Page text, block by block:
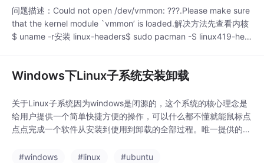
问题描述：Could not open /dev/vmmon: ???.Please make sure
that the kernel module `vmmon’ is loaded.解决方法先查看内核
$ uname -r安装 linux-headers$ sudo pacman -S linux419-hea
Windows下Linux子系统安装卸载
关于Linux子系统因为windows是闭源的，这个系统的核心理念是
给用户提供一个简单快捷方便的操作，可以什么都不懂就能鼠标点
点点完成一个软件从安装到使用到卸载的全部过程。唯一提供的给
x提供的shell完全没法比，对于开发者来说是真的难受！我们不知
#windows #linux #ubuntu